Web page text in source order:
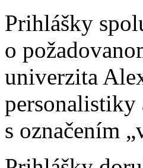
Prihlášky
o
univerzita
personalistiky
s označením